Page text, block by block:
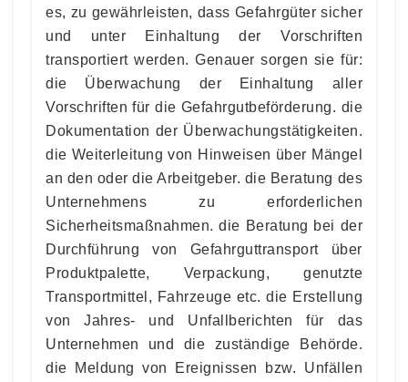
es, zu gewährleisten, dass Gefahrgüter sicher
und unter Einhaltung der Vorschriften
transportiert werden. Genauer sorgen sie für:
die Überwachung der Einhaltung aller
Vorschriften für die Gefahrgutbeförderung. die
Dokumentation der Überwachungstätigkeiten.
die Weiterleitung von Hinweisen über Mängel
an den oder die Arbeitgeber. die Beratung des
Unternehmens zu erforderlichen
Sicherheitsmaßnahmen. die Beratung bei der
Durchführung von Gefahrguttransport über
Produktpalette, Verpackung, genutzte
Transportmittel, Fahrzeuge etc. die Erstellung
von Jahres- und Unfallberichten für das
Unternehmen und die zuständige Behörde.
die Meldung von Ereignissen bzw. Unfällen